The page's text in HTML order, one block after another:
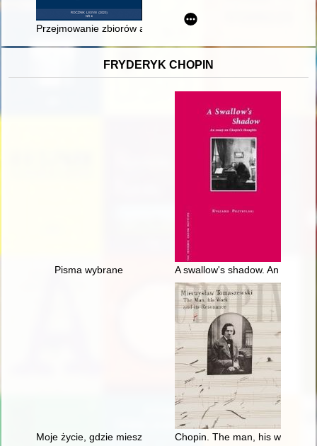
Przejmowanie zbiorów artystycznych, archiwalnych i
FRYDERYK CHOPIN
Pisma wybrane A swallow's shadow. An essay
Moje życie, gdzie mieszka B[r]zowski?" - glosa do datowania
Chopin. The man, his work